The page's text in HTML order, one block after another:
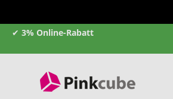
✔ 3% Online-Rabatt